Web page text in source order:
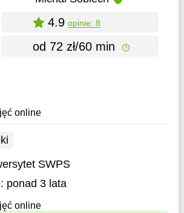
4.9 opinie: 8
od 72 zł/60 min
online
SWPS
ponad 3 lata
online